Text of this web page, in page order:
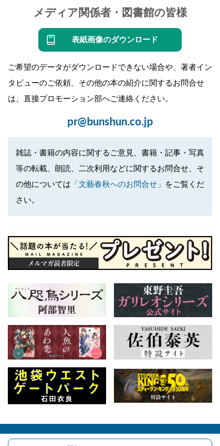
メディア関係者・図書館の皆様
表紙画像のダウンロード
ご希望のデータがダウンロードできない場合や、著者イン
タビューのご依頼、その他の本の紹介に関するお問合せ
は、直接プロモーション部へご連絡ください。
pr@bunshun.co.jp
雑誌・書籍の内容に関するご意見、書籍・記事・写真
等の転載、朗読、二次利用などに関するお問合せ、そ
の他については 「文藝春秋へのお問合せ」
をご覧くだ
さい。
会社概要 自費出版のご案内 お問合せ